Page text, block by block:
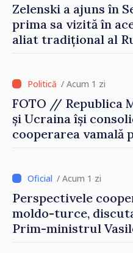
Zelenski a ajuns în
prima sa vizită în
aliat tradițional al
/ Acum 1 zi
FOTO // Republica
și Ucraina își
cooperarea vamală
Reuniune la
Podolsk
/ Acum 1 zi
Perspectivele
moldo-turce,
Prim-ministrul